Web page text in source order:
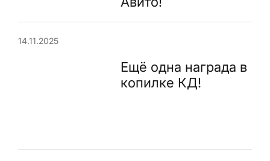
14.11.2025
Ещё одна награда в
копилке КД!